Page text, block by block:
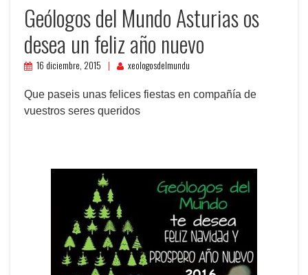
Geólogos del Mundo Asturias os
desea un feliz año nuevo
16 diciembre, 2015 xeologosdelmundu
Que paseis unas felices fiestas en compañía de
vuestros seres queridos